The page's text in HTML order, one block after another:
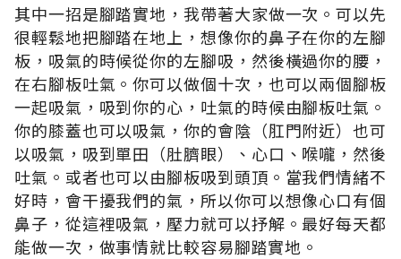
其中一招是腳踏實地，我帶著大家做一次。可以先
很輕鬆地把腳踏在地上，想像你的鼻子在你的左腳
板，吸氣的時候從你的左腳吸，然後橫過你的腰，
在右腳板吐氣。你可以做個十次，也可以兩個腳板
一起吸氣，吸到你的心，吐氣的時候由腳板吐氣。
你的膝蓋也可以吸氣，你的會陰（肛門附近）也可
以吸氣，吸到單田（肚臍眼）、心口、喉嚨，然後
吐氣。或者也可以由腳板吸到頭頂。當我們情緒不
好時，會干擾我們的氣，所以你可以想像心口有個
鼻子，從這裡吸氣，壓力就可以抒解。最好每天都
能做一次，做事情就比較容易腳踏實地。